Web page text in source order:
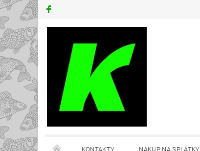
KONTAKTY NÁKUP NA SPLÁTKY